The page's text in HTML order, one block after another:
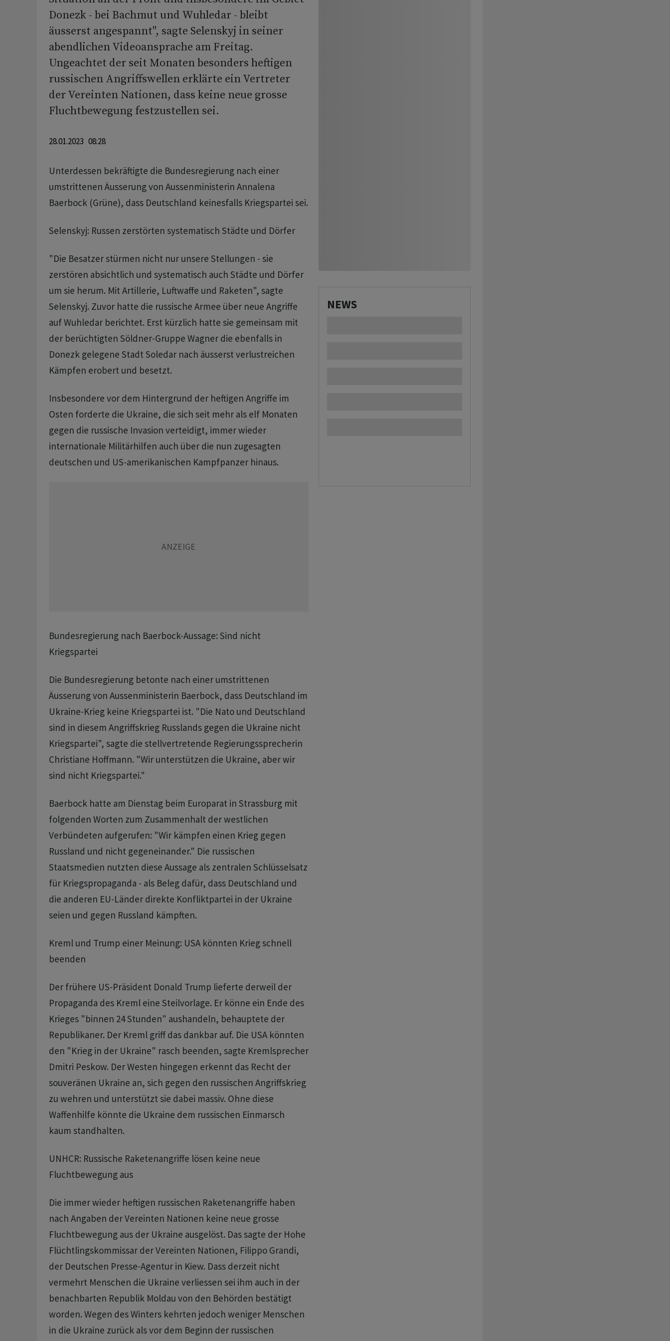
Donezk - bei Bachmut und Wuhledar - bleibt
äusserst angespannt", sagte Selenskyj in seiner
abendlichen Videoansprache am Freitag.
Ungeachtet der seit Monaten besonders heftigen
russischen Angriffswellen erklärte ein Vertreter
der Vereinten Nationen, dass keine neue grosse
Fluchtbewegung festzustellen sei.
28.01.2023 08:28
Unterdessen bekräftigte die Bundesregierung nach einer
umstrittenen Äusserung von Aussenministerin Annalena
Baerbock (Grüne), dass Deutschland keinesfalls Kriegspartei sei.
Selenskyj: Russen zerstörten systematisch Städte und Dörfer
"Die Besatzer stürmen nicht nur unsere Stellungen - sie
zerstören absichtlich und systematisch auch Städte und Dörfer
um sie herum. Mit Artillerie, Luftwaffe und Raketen", sagte
Selenskyj. Zuvor hatte die russische Armee über neue Angriffe
auf Wuhledar berichtet. Erst kürzlich hatte sie gemeinsam mit
der berüchtigten Söldner-Gruppe Wagner die ebenfalls in
Donezk gelegene Stadt Soledar nach äusserst verlustreichen
Kämpfen erobert und besetzt.
Insbesondere vor dem Hintergrund der heftigen Angriffe im
Osten forderte die Ukraine, die sich seit mehr als elf Monaten
gegen die russische Invasion verteidigt, immer wieder
internationale Militärhilfen auch über die nun zugesagten
deutschen und US-amerikanischen Kampfpanzer hinaus.
Bundesregierung nach Baerbock-Aussage: Sind nicht
Kriegspartei
Die Bundesregierung betonte nach einer umstrittenen
Äusserung von Aussenministerin Baerbock, dass Deutschland im
Ukraine-Krieg keine Kriegspartei ist. "Die Nato und Deutschland
sind in diesem Angriffskrieg Russlands gegen die Ukraine nicht
Kriegspartei", sagte die stellvertretende Regierungssprecherin
Christiane Hoffmann. "Wir unterstützen die Ukraine, aber wir
sind nicht Kriegspartei."
Baerbock hatte am Dienstag beim Europarat in Strassburg mit
folgenden Worten zum Zusammenhalt der westlichen
Verbündeten aufgerufen: "Wir kämpfen einen Krieg gegen
Russland und nicht gegeneinander." Die russischen
Staatsmedien nutzten diese Aussage als zentralen Schlüsselsatz
für Kriegspropaganda - als Beleg dafür, dass Deutschland und
die anderen EU-Länder direkte Konfliktpartei in der Ukraine
seien und gegen Russland kämpften.
Kreml und Trump einer Meinung: USA könnten Krieg schnell
beenden
Der frühere US-Präsident Donald Trump lieferte derweil der
Propaganda des Kreml eine Steilvorlage. Er könne ein Ende des
Krieges "binnen 24 Stunden" aushandeln, behauptete der
Republikaner. Der Kreml griff das dankbar auf. Die USA könnten
den "Krieg in der Ukraine" rasch beenden, sagte Kremlsprecher
Dmitri Peskow. Der Westen hingegen erkennt das Recht der
souveränen Ukraine an, sich gegen den russischen Angriffskrieg
zu wehren und unterstützt sie dabei massiv. Ohne diese
Waffenhilfe könnte die Ukraine dem russischen Einmarsch
kaum standhalten.
UNHCR: Russische Raketenangriffe lösen keine neue
Fluchtbewegung aus
Die immer wieder heftigen russischen Raketenangriffe haben
nach Angaben der Vereinten Nationen keine neue grosse
Fluchtbewegung aus der Ukraine ausgelöst. Das sagte der Hohe
Flüchtlingskommissar der Vereinten Nationen, Filippo Grandi,
der Deutschen Presse-Agentur in Kiew. Dass derzeit nicht
vermehrt Menschen die Ukraine verliessen sei ihm auch in der
benachbarten Republik Moldau von den Behörden bestätigt
worden. Wegen des Winters kehrten jedoch weniger Menschen
in die Ukraine zurück als vor dem Beginn der russischen
NEWS